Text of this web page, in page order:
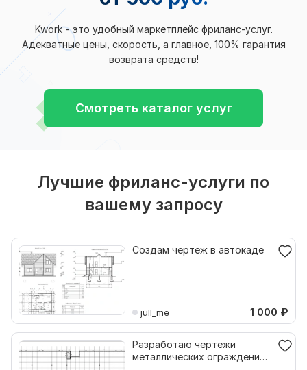
Kwork - это удобный маркетплейс фриланс-услуг.
Адекватные цены, скорость, а главное, 100% гарантия
возврата средств!
Смотреть каталог услуг
Лучшие фриланс-услуги по
вашему запросу
Создам чертеж в автокаде
jull_me 1 000 ₽
Разработаю чертежи
металлических ограждений